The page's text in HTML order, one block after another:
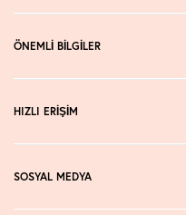
ÖNEMLİ BİLGİLER
HIZLI ERİŞİM
SOSYAL MEDYA